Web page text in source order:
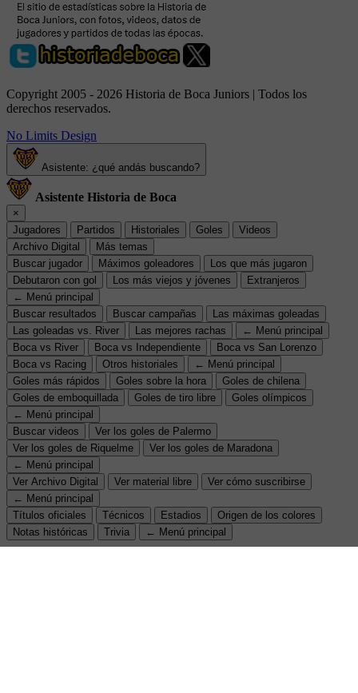
Copyright 2005 - 2026 Historia de Boca Juniors | Todos los
derechos reservados.
No Limits Design
Asistente: ¿qué andás buscando?
Asistente Historia de Boca
×
Jugadores
Partidos Historiales Goles
Videos
Archivo Digital
Más temas
Buscar jugador
Máximos goleadores
Los que más jugaron
Debutaron con gol
Los más viejos y jóvenes
Extranjeros
← Menú principal
Buscar resultados
Buscar campañas
Las máximas goleadas
Las goleadas vs. River
Las mejores rachas
← Menú principal
Boca vs River
Boca vs Independiente
Boca vs San Lorenzo
Boca vs Racing
Otros historiales
← Menú principal
Goles más rápidos
Goles sobre la hora
Goles de chilena
Goles de emboquillada
Goles de tiro libre
Goles olímpicos
← Menú principal
Buscar videos
Ver los goles de Palermo
Ver los goles de Riquelme
Ver los goles de Maradona
← Menú principal
Ver Archivo Digital
Ver material libre
Ver cómo suscribirse
← Menú principal
Títulos oficiales
Técnicos Estadios
Origen de los colores
Notas históricas
Trivia ← Menú principal